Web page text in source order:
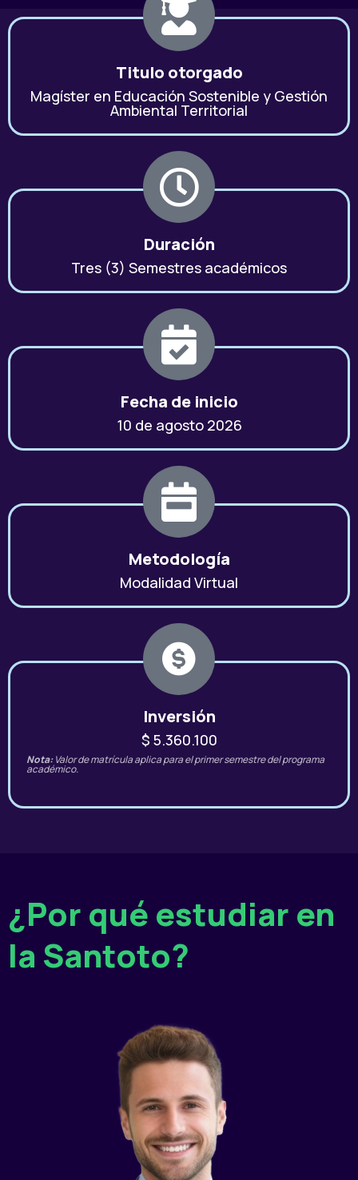
Titulo otorgado
Magíster en Educación Sostenible y Gestión
Ambiental Territorial
Duración
Tres (3) Semestres académicos
Fecha de inicio
10 de agosto 2026
Metodología
Modalidad Virtual
Inversión
$ 5.360.100
Nota:Valor de matrícula aplica para el primer semestre del programa
académico.
¿Por qué estudiar en
la Santoto?